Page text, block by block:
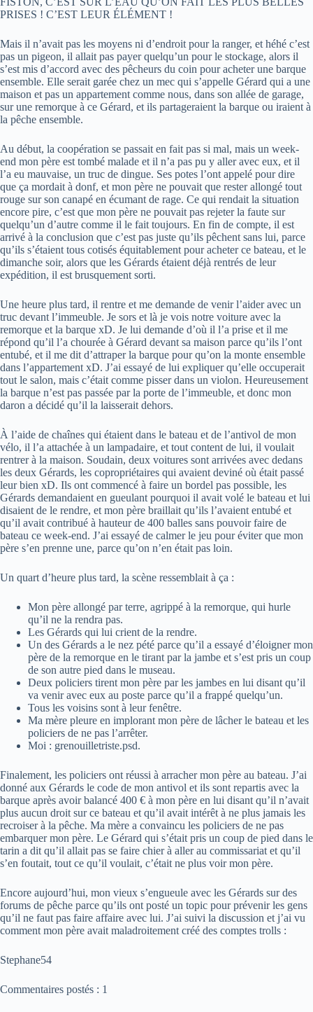
PRISES ! C’EST LEUR ÉLÉMENT !
Mais il n’avait pas les moyens ni d’endroit pour la ranger, et héhé c’est
pas un pigeon, il allait pas payer quelqu’un pour le stockage, alors il
s’est mis d’accord avec des pêcheurs du coin pour acheter une barque
ensemble. Elle serait garée chez un mec qui s’appelle Gérard qui a une
maison et pas un appartement comme nous, dans son allée de garage,
sur une remorque à ce Gérard, et ils partageraient la barque ou iraient à
la pêche ensemble.
Au début, la coopération se passait en fait pas si mal, mais un week-
end mon père est tombé malade et il n’a pas pu y aller avec eux, et il
l’a eu mauvaise, un truc de dingue. Ses potes l’ont appelé pour dire
que ça mordait à donf, et mon père ne pouvait que rester allongé tout
rouge sur son canapé en écumant de rage. Ce qui rendait la situation
encore pire, c’est que mon père ne pouvait pas rejeter la faute sur
quelqu’un d’autre comme il le fait toujours. En fin de compte, il est
arrivé à la conclusion que c’est pas juste qu’ils pêchent sans lui, parce
qu’ils s’étaient tous cotisés équitablement pour acheter ce bateau, et le
dimanche soir, alors que les Gérards étaient déjà rentrés de leur
expédition, il est brusquement sorti.
Une heure plus tard, il rentre et me demande de venir l’aider avec un
truc devant l’immeuble. Je sors et là je vois notre voiture avec la
remorque et la barque xD. Je lui demande d’où il l’a prise et il me
répond qu’il l’a chourée à Gérard devant sa maison parce qu’ils l’ont
entubé, et il me dit d’attraper la barque pour qu’on la monte ensemble
dans l’appartement xD. J’ai essayé de lui expliquer qu’elle occuperait
tout le salon, mais c’était comme pisser dans un violon. Heureusement
la barque n’est pas passée par la porte de l’immeuble, et donc mon
daron a décidé qu’il la laisserait dehors.
À l’aide de chaînes qui étaient dans le bateau et de l’antivol de mon
vélo, il l’a attachée à un lampadaire, et tout content de lui, il voulait
rentrer à la maison. Soudain, deux voitures sont arrivées avec dedans
les deux Gérards, les copropriétaires qui avaient deviné où était passé
leur bien xD. Ils ont commencé à faire un bordel pas possible, les
Gérards demandaient en gueulant pourquoi il avait volé le bateau et lui
disaient de le rendre, et mon père braillait qu’ils l’avaient entubé et
qu’il avait contribué à hauteur de 400 balles sans pouvoir faire de
bateau ce week-end. J’ai essayé de calmer le jeu pour éviter que mon
père s’en prenne une, parce qu’on n’en était pas loin.
Un quart d’heure plus tard, la scène ressemblait à ça :
Mon père allongé par terre, agrippé à la remorque, qui hurle
qu’il ne la rendra pas.
Les Gérards qui lui crient de la rendre.
Un des Gérards a le nez pété parce qu’il a essayé d’éloigner mon
père de la remorque en le tirant par la jambe et s’est pris un coup
de son autre pied dans le museau.
Deux policiers tirent mon père par les jambes en lui disant qu’il
va venir avec eux au poste parce qu’il a frappé quelqu’un.
Tous les voisins sont à leur fenêtre.
Ma mère pleure en implorant mon père de lâcher le bateau et les
policiers de ne pas l’arrêter.
Moi : grenouilletriste.psd.
Finalement, les policiers ont réussi à arracher mon père au bateau. J’ai
donné aux Gérards le code de mon antivol et ils sont repartis avec la
barque après avoir balancé 400 € à mon père en lui disant qu’il n’avait
plus aucun droit sur ce bateau et qu’il avait intérêt à ne plus jamais les
recroiser à la pêche. Ma mère a convaincu les policiers de ne pas
embarquer mon père. Le Gérard qui s’était pris un coup de pied dans le
tarin a dit qu’il allait pas se faire chier à aller au commissariat et qu’il
s’en foutait, tout ce qu’il voulait, c’était ne plus voir mon père.
Encore aujourd’hui, mon vieux s’engueule avec les Gérards sur des
forums de pêche parce qu’ils ont posté un topic pour prévenir les gens
qu’il ne faut pas faire affaire avec lui. J’ai suivi la discussion et j’ai vu
comment mon père avait maladroitement créé des comptes trolls :
Stephane54
Commentaires postés : 1